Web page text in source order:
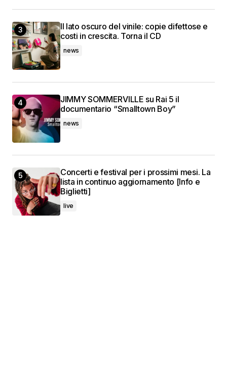
Il lato oscuro del vinile: copie difettose e
costi in crescita. Torna il CD
news
JIMMY SOMMERVILLE su Rai 5 il
documentario “Smalltown Boy”
news
Concerti e festival per i prossimi mesi. La
lista in continuo aggiornamento [Info e
Biglietti]
live